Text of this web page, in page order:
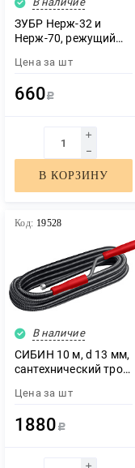
ЗУБР Нерж-32 и
Нерж-70, режущий
(арт. 23832, 23867) ,
(23834)
Цена за шт
660 Р
В КОРЗИНУ
Код: 19528
В наличие
СИБИН 10 м, d 13 мм,
сантехнический трос
Цена за шт
1880 Р